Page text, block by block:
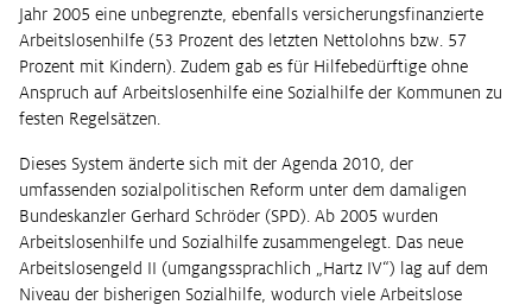
Jahr 2005 eine unbegrenzte, ebenfalls versicherungsfinanzierte
Arbeitslosenhilfe (53 Prozent des letzten Nettolohns bzw. 57
Prozent mit Kindern). Zudem gab es für Hilfebedürftige ohne
Anspruch auf Arbeitslosenhilfe eine Sozialhilfe der Kommunen zu
festen Regelsätzen.
Dieses System änderte sich mit der Agenda 2010, der
umfassenden sozialpolitischen Reform unter dem damaligen
Bundeskanzler Gerhard Schröder (SPD). Ab 2005 wurden
Arbeitslosenhilfe und Sozialhilfe zusammengelegt. Das neue
Arbeitslosengeld II (umgangssprachlich „Hartz IV“) lag auf dem
Niveau der bisherigen Sozialhilfe, wodurch viele Arbeitslose